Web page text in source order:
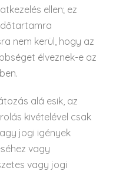
ellen; ez
nem kerül, hogy az
élveznek-e az
alá esik, az
kivételével csak
jogi igények
vagy
vagy jogi